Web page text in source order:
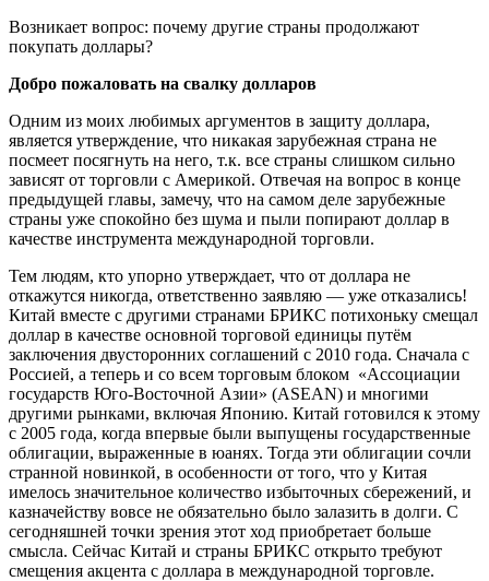
Возникает вопрос: почему другие страны продолжают
покупать доллары?
Добро пожаловать на свалку долларов
Одним из моих любимых аргументов в защиту доллара,
является утверждение, что никакая зарубежная страна не
посмеет посягнуть на него, т.к. все страны слишком сильно
зависят от торговли с Америкой. Отвечая на вопрос в конце
предыдущей главы, замечу, что на самом деле зарубежные
страны уже спокойно без шума и пыли попирают доллар в
качестве инструмента международной торговли.
Тем людям, кто упорно утверждает, что от доллара не
откажутся никогда, ответственно заявляю — уже отказались!
Китай вместе с другими странами БРИКС потихоньку смещал
доллар в качестве основной торговой единицы путём
заключения двусторонних соглашений с 2010 года. Сначала с
Россией, а теперь и со всем торговым блоком «Ассоциации
государств Юго-Восточной Азии» (ASEAN) и многими
другими рынками, включая Японию. Китай готовился к этому
с 2005 года, когда впервые были выпущены государственные
облигации, выраженные в юанях. Тогда эти облигации сочли
странной новинкой, в особенности от того, что у Китая
имелось значительное количество избыточных сбережений, и
казначейству вовсе не обязательно было залазить в долги. С
сегодняшней точки зрения этот ход приобретает больше
смысла. Сейчас Китай и страны БРИКС открыто требуют
смещения акцента с доллара в международной торговле.